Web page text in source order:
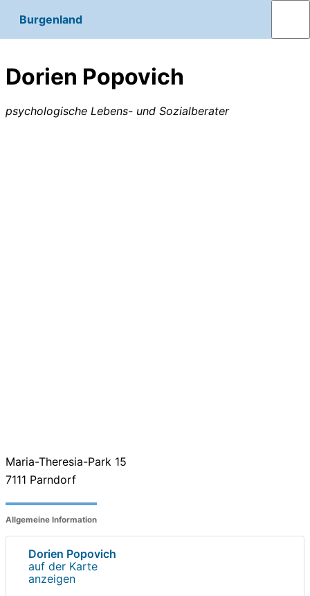
Burgenland
Dorien Popovich
psychologische Lebens- und Sozialberater
Maria-Theresia-Park 15
7111 Parndorf
Allgemeine Information
Dorien Popovich
auf der Karte
anzeigen